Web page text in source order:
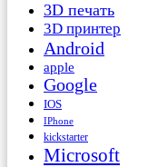
3D печать
3D принтер
Android
apple
Google
IOS
IPhone
kickstarter
Microsoft